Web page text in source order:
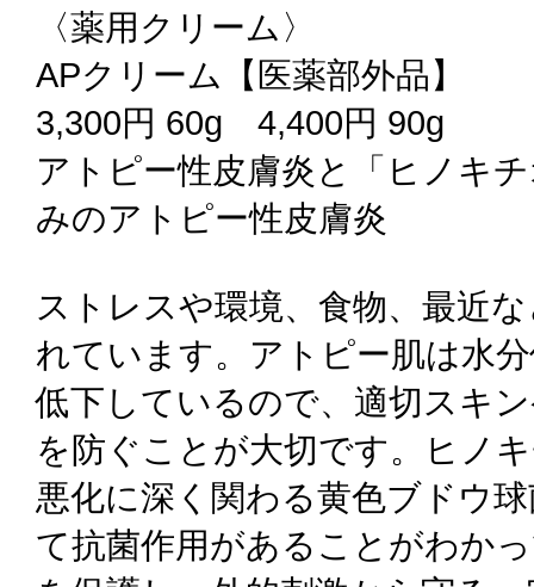
〈薬用クリーム〉
APクリーム【医薬部外品】
3,300円 60g 4,400円 90g
アトピー性皮膚炎と「ヒノキ
みのアトピー性皮膚炎
ストレスや環境、食物、最近
れています。アトピー肌は水
低下しているので、適切スキ
を防ぐことが大切です。ヒノ
悪化に深く関わる黄色ブドウ
て抗菌作用があることがわか